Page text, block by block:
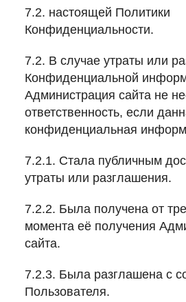
7.2. настоящей Политики
Конфиденциальности.
7.2. В случае утраты или
Конфиденциальной
Администрация сайта не
ответственность, если
конфиденциальная
7.2.1. Стала публичным
утраты или разглашения.
7.2.2. Была получена от
момента её получения
сайта.
7.2.3. Была разглашена с
Пользователя.